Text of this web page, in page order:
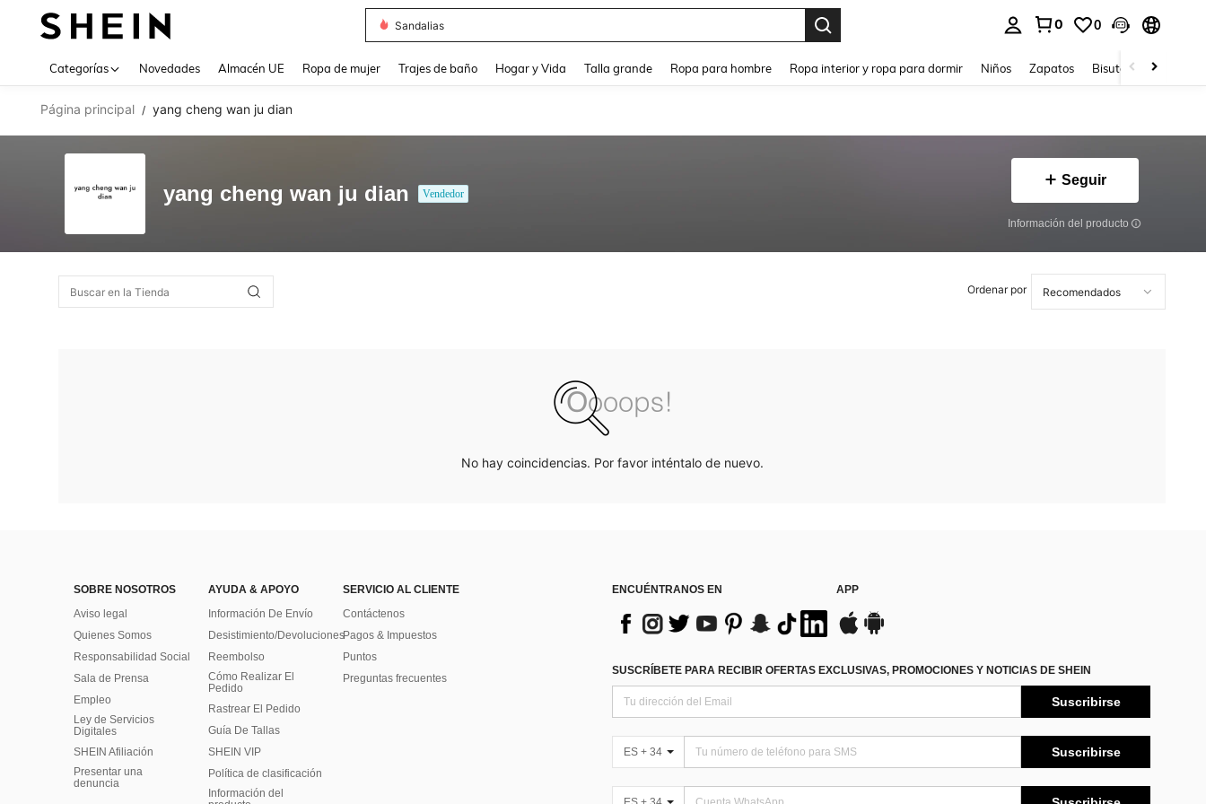
Sandalias
0 0
Categorías Novedades Almacén UE Ropa de mujer Trajes de baño Hogar y Vida Talla grande Ropa para hombre Ropa interior y ropa para dormir Niños Zapatos Bisutería Y
Página principal / yang cheng wan ju dian
yang cheng wan ju dian Vendedor
Seguir
Información del producto
Ordenar por
No hay coincidencias. Por favor inténtalo de nuevo.
SOBRE NOSOTROS
Aviso legal
Quienes Somos
Responsabilidad Social
Sala de Prensa
Empleo
Ley de Servicios
Digitales
SHEIN Afiliación
Presentar una
denuncia
AYUDA & APOYO
Información De Envío
Desistimiento/Devoluciones
Reembolso
Cómo Realizar El
Pedido
Rastrear El Pedido
Guía De Tallas
SHEIN VIP
Política de clasificación
​Información del
SERVICIO AL CLIENTE
Contáctenos
Pagos & Impuestos
Puntos
Preguntas frecuentes
ENCUÉNTRANOS EN APP
SUSCRÍBETE PARA RECIBIR OFERTAS EXCLUSIVAS, PROMOCIONES Y NOTICIAS DE SHEIN
Suscribirse
ES + 34 Suscribirse